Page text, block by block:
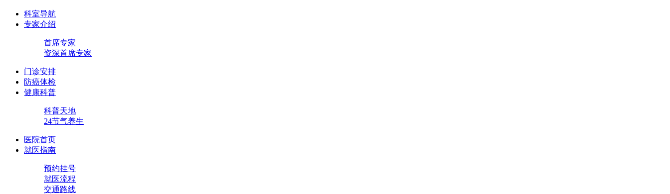
科室导航
专家介绍
首席专家
资深首席专家
门诊安排
防癌体检
健康科普
科普天地
24节气养生
医院首页
就医指南
预约挂号
就医流程
交通路线